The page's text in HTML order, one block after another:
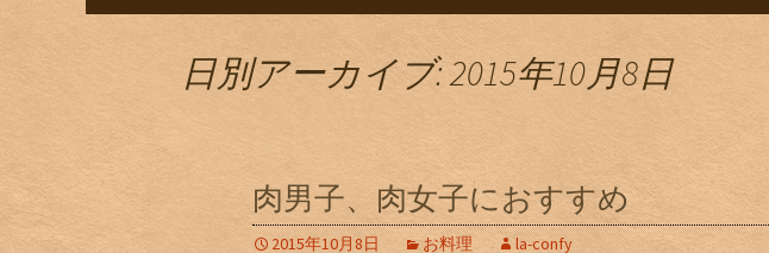
日別アーカイブ: 2015年10月8日
肉男子、肉女子におすすめ
2015年10月8日 お料理 la-confy